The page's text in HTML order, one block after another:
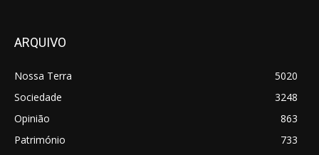
ARQUIVO
Nossa Terra
5020
Sociedade
3248
Opinião
863
Património
733